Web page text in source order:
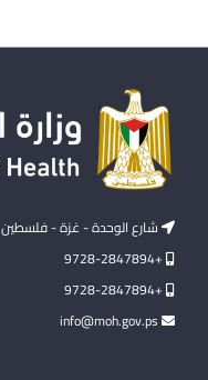
شارع الوحدة - غزة - فلسطين
+9728-2847894
+9728-2847894